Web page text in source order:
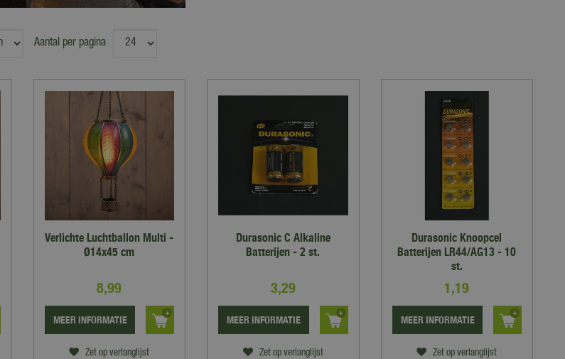
Aantal per pagina
Verlichte Luchtballon Multi -
Ø14x45 cm
8,99
Zet op verlanglijst
MEER INFORMATIE
Durasonic C Alkaline
Batterijen - 2 st.
3,29
Zet op verlanglijst
MEER INFORMATIE
Durasonic Knoopcel
Batterijen LR44/AG13 - 10
st.
1,19
Zet op verlanglijst
MEER INFORMATIE